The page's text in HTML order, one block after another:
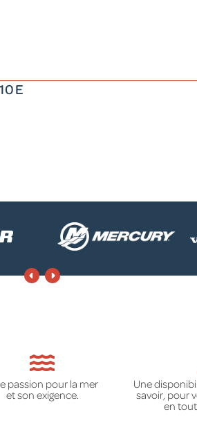
passion pour la mer
et son exigence.
Une
savoir, pour
en